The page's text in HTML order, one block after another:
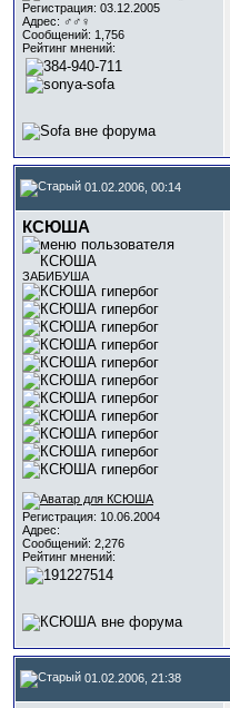
Регистрация: 03.12.2005
Адрес: ♂♂♀
Сообщений: 1,756
Рейтинг мнений:
01.02.2006, 00:14
КСЮША
ЗАБИБУША
Регистрация: 10.06.2004
Адрес:
Сообщений: 2,276
Рейтинг мнений:
01.02.2006, 21:38